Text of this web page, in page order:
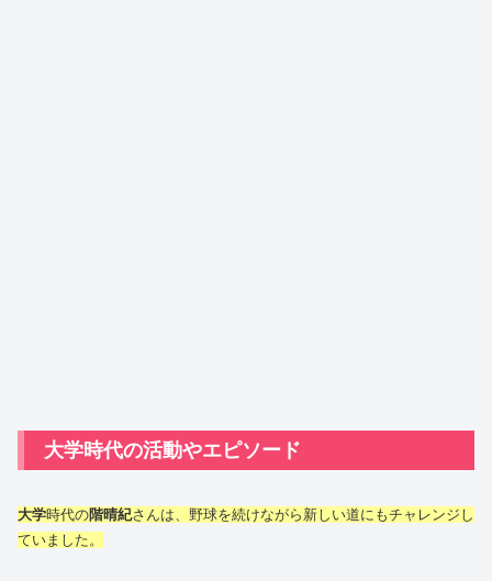
大学時代の活動やエピソード
大学時代の階晴紀さんは、野球を続けながら新しい道にもチャレンジし
ていました。